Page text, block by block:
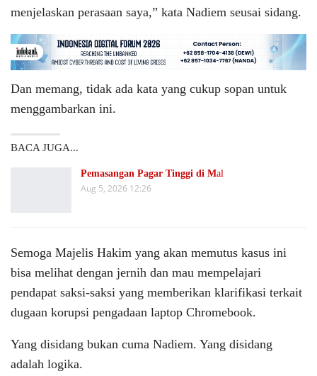
menjelaskan perasaan saya,” kata Nadiem seusai sidang.
Dan memang, tidak ada kata yang cukup sopan untuk
menggambarkan ini.
BACA JUGA...
Pemasangan Pagar Tinggi di Mal
Aug 5, 2026 12:26
Semoga Majelis Hakim yang akan memutus kasus ini
bisa melihat dengan jernih dan mau mempelajari
pendapat saksi-saksi yang memberikan klarifikasi terkait
dugaan korupsi pengadaan laptop Chromebook.
Yang disidang bukan cuma Nadiem. Yang disidang
adalah logika.